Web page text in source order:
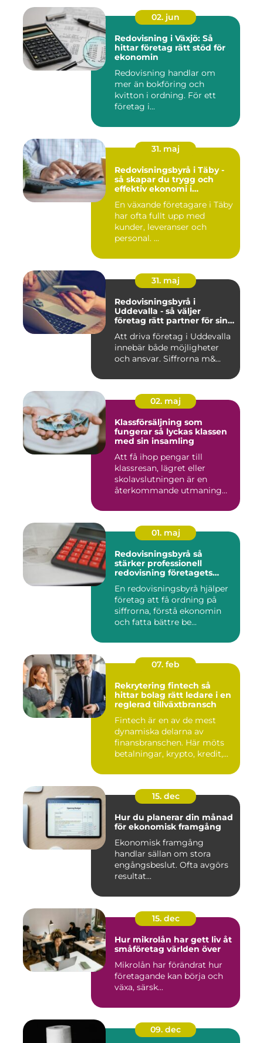
02. jun
Redovisning i Växjö: Så
hittar företag rätt stöd för
ekonomin
Redovisning handlar om
mer än bokföring och
kvitton i ordning. För ett
företag i...
31. maj
Redovisningsbyrå i Täby -
så skapar du trygg och
effektiv ekonomi i
En växande företagare i Täby
har ofta fullt upp med
kunder, leveranser och
personal. ...
31. maj
Redovisningsbyrå i
Uddevalla - så väljer
företag rätt partner för sin
Att driva företag i Uddevalla
innebär både möjligheter
och ansvar. Siffrorna m&...
02. maj
Klassförsäljning som
fungerar så lyckas klassen
med sin insamling
Att få ihop pengar till
klassresan, lägret eller
skolavslutningen är en
återkommande utmaning
01. maj
Redovisningsbyrå så
stärker professionell
redovisning företagets
En redovisningsbyrå hjälper
företag att få ordning på
siffrorna, förstå ekonomin
och fatta bättre be...
07. feb
Rekrytering fintech så
hittar bolag rätt ledare i en
reglerad tillväxtbransch
Fintech är en av de mest
dynamiska delarna av
finansbranschen. Här möts
betalningar, krypto, kredit,...
15. dec
Hur du planerar din månad
för ekonomisk framgång
Ekonomisk framgång
handlar sällan om stora
engångsbeslut. Ofta avgörs
resultat...
15. dec
Hur mikrolån har gett liv åt
småföretag världen över
Mikrolån har förändrat hur
företagande kan börja och
växa, särsk...
09. dec